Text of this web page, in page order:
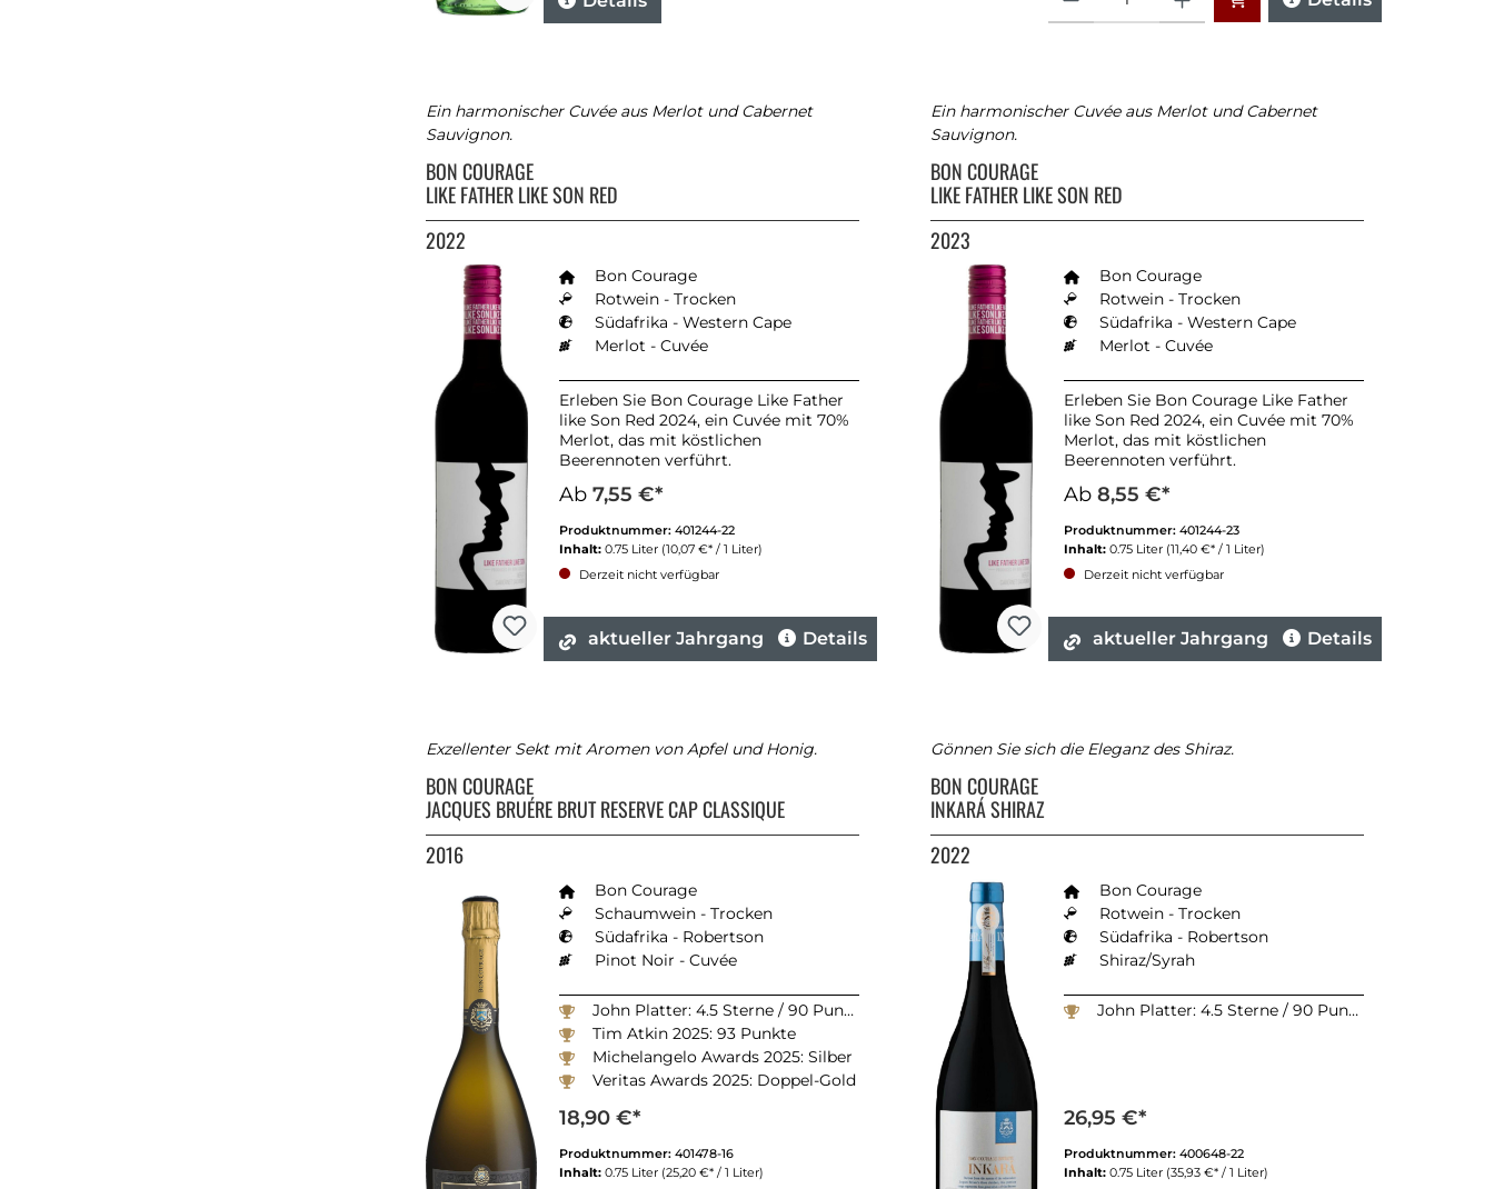
Ein harmonischer Cuvée aus Merlot und Cabernet
Sauvignon.
BON COURAGE
LIKE FATHER LIKE SON RED
2022
Bon Courage
Rotwein - Trocken
Südafrika - Western Cape
Merlot - Cuvée
Erleben Sie Bon Courage Like Father
like Son Red 2024, ein Cuvée mit 70%
Merlot, das mit köstlichen
Beerennoten verführt.
Ab 7,55 €*
Produktnummer: 401244-22
Inhalt: 0.75 Liter (10,07 €* / 1 Liter)
Derzeit nicht verfügbar
aktueller Jahrgang Details
Ein harmonischer Cuvée aus Merlot und Cabernet
Sauvignon.
BON COURAGE
LIKE FATHER LIKE SON RED
2023
Bon Courage
Rotwein - Trocken
Südafrika - Western Cape
Merlot - Cuvée
Erleben Sie Bon Courage Like Father
like Son Red 2024, ein Cuvée mit 70%
Merlot, das mit köstlichen
Beerennoten verführt.
Ab 8,55 €*
Produktnummer: 401244-23
Inhalt: 0.75 Liter (11,40 €* / 1 Liter)
Derzeit nicht verfügbar
aktueller Jahrgang Details
Exzellenter Sekt mit Aromen von Apfel und Honig.
BON COURAGE
JACQUES BRUÉRE BRUT RESERVE CAP CLASSIQUE
2016
Bon Courage
Schaumwein - Trocken
Südafrika - Robertson
Pinot Noir - Cuvée
John Platter: 4.5 Sterne / 90 Punkte
Tim Atkin 2025: 93 Punkte
Michelangelo Awards 2025: Silber
Veritas Awards 2025: Doppel-Gold
18,90 €*
Produktnummer: 401478-16
Inhalt: 0.75 Liter (25,20 €* / 1 Liter)
Gönnen Sie sich die Eleganz des Shiraz.
BON COURAGE
INKARÁ SHIRAZ
2022
Bon Courage
Rotwein - Trocken
Südafrika - Robertson
Shiraz/Syrah
John Platter: 4.5 Sterne / 90 Punkte
26,95 €*
Produktnummer: 400648-22
Inhalt: 0.75 Liter (35,93 €* / 1 Liter)